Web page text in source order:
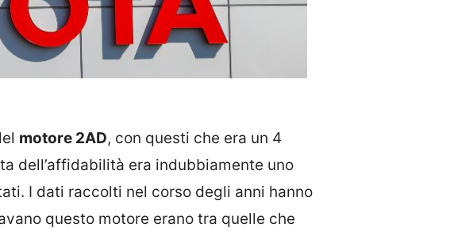
motore 2AD, con questi che era un 4
dell’affidabilità era indubbiamente uno
I dati raccolti nel corso degli anni hanno
questo motore erano tra quelle che